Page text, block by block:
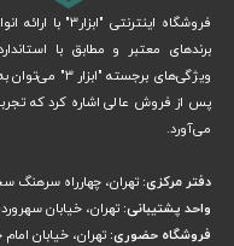
فروشگاه
برندهای معتبر و مطابق با
ویژگی‌های
پس از فروش عالی اشاره کرد که
می‌آورد.
دفتر مرکزی:تهران، چهارراه سرهنگ
واحد پشتیبانی:تهران، خیابان
فروشگاه حضوری:تهران، خیابان